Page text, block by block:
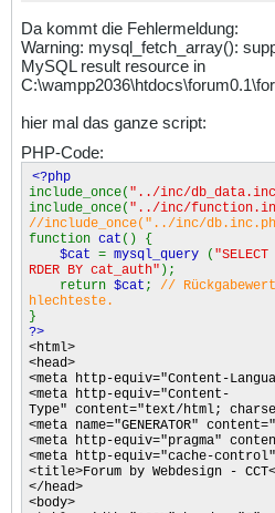
Da kommt die Fehlermeldung:
Warning: mysql_fetch_array():
MySQL result resource in
hier mal das ganze script:
PHP-Code:
<?php
include_once( "../inc/
include_once( "../inc/
//include_once("../inc/
function cat () {
$cat = mysql_query (
RDER BY cat_auth" );
return $cat ; //
hlechteste.
}
?>
<html>
<head>
<meta http-equiv="Content-
<meta http-equiv="Content-
Type" content="text/html;
<meta name="GENERATOR"
<meta http-equiv="pragma"
<meta http-equiv="cache-
<title>Forum by Webdesign -
</head>
<body>